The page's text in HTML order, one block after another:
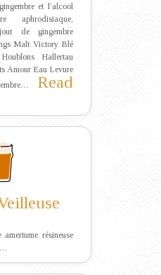
et l’alcool
aphrodisiaque,
de gingembre
Malt Victory Blé
Hallertau
Amour Eau Levure
Read
résineuse